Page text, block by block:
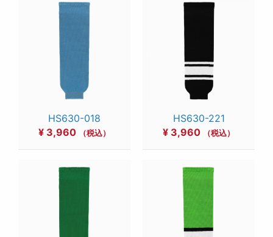
HS630-018
¥ 3,960 （税込）
HS630-221
¥ 3,960 （税込）